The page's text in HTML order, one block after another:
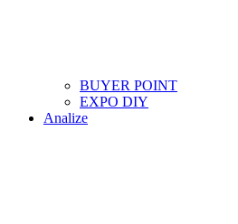
BUYER POINT
EXPO DIY
Analize